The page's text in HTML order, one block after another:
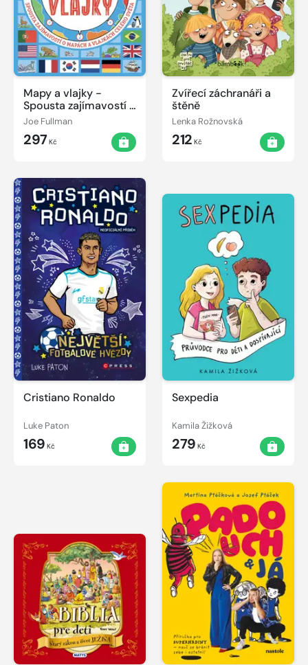
Mapy a vlajky -
Spousta zajímavostí o
mapách a vlajkách
Joe Fullman
297Kč
Zvířecí záchranáři a
štěně
Lenka Rožnovská
212 Kč
Cristiano Ronaldo
Luke Paton
169 Kč
Sexpedia
Kamila Žižková
279 Kč